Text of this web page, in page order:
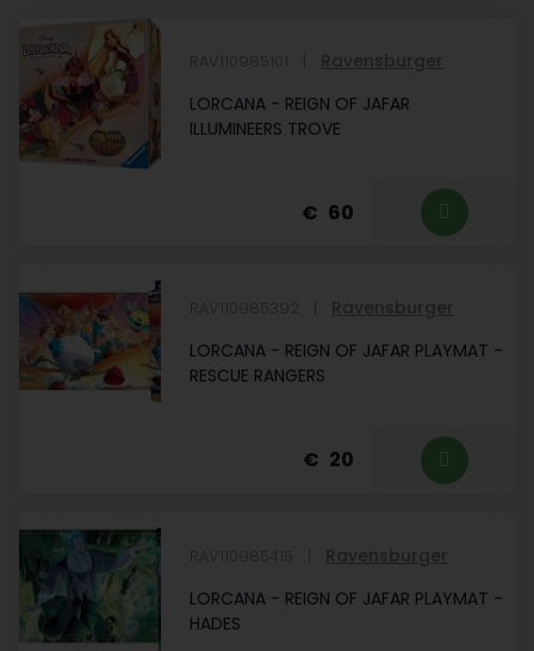
Ravensburger
LORCANA - REIGN OF JAFAR
ILLUMINEERS TROVE
60
Ravensburger
LORCANA - REIGN OF JAFAR PLAYMAT -
RESCUE RANGERS
20
RAV110985415
Ravensburger
LORCANA - REIGN OF JAFAR PLAYMAT -
HADES